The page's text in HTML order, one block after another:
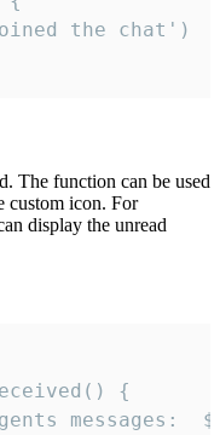
The function can be used
custom icon. For
display the unread
{